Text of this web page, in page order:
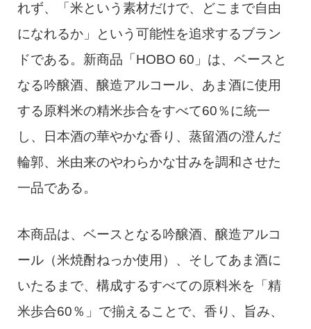
れず、「米という素材だけで、どこまで自由
になれるか」という可能性を追求するブラン
ドである。新商品「HOBO 60」は、ベースと
なる吟醸酒、醸造アルコール、あま酒に使用
する原料米の精米歩合をすべて60％に統一
し、日本酒の華やかな香り、蒸留酒の澄んだ
輪郭、米由来のやわらかな甘みを調和させた
一品である。
本商品は、ベースとなる吟醸酒、醸造アルコ
ール（米焼酎ねっか使用）、そしてあま酒に
いたるまで、構成するすべての原料米を「精
米歩合60％」で揃えることで、香り、旨み、